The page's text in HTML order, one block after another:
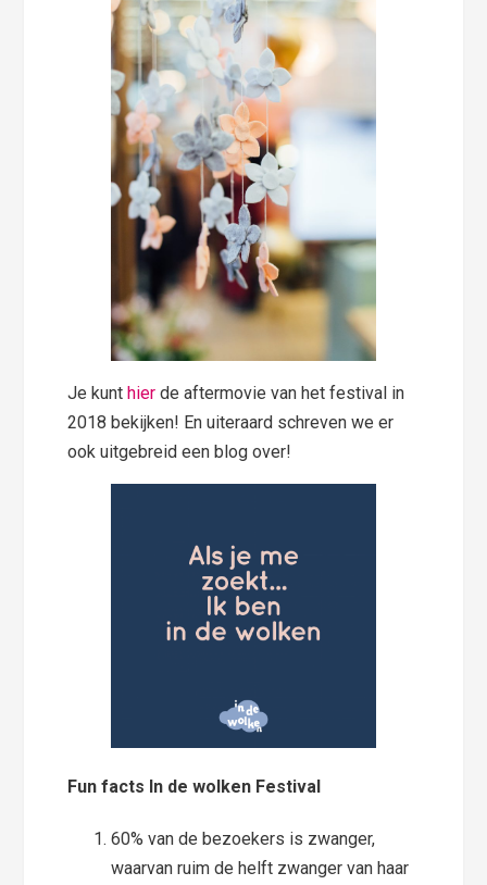
Je kunt hier de aftermovie van het festival in
2018 bekijken! En uiteraard schreven we er
ook uitgebreid een blog over!
Funfacts In de wolken Festival
60% van de bezoekers is zwanger,
waarvan ruim de helft zwanger van haar